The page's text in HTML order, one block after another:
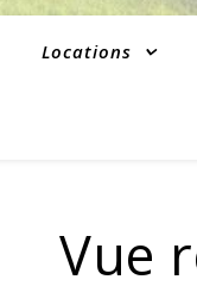
Locations
Vue